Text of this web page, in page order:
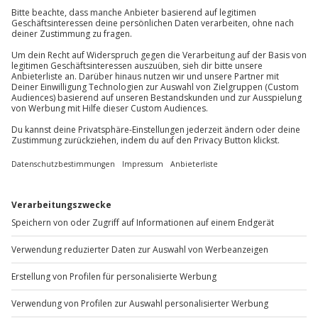
Jochen SchweizerGmbH
Mühldorfstraße 8
München
Du erreichst uns telefonisch zu folgenden Zeiten,
außer an bundesweiten Feiertagen:
Mo-Fr: 8-20 Uhr | Sa: 10-16 Uhr
Du möchtest als Firma bestellen?
+49 89 / 60 60 89 700
Mo-Fr: 9-17 Uhr
b2b@jochen-schweizer.de
www.b2b.jochen-schweizer.de/